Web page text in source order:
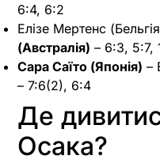
6:4, 6:2
Елізе Мертенс
(Австралія) – 6:3, 5:7,
Сара Саїто (Японія) –
– 7:6(2), 6:4
Де
Осака?